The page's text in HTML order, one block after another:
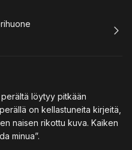
löytyy pitkään
on kellastuneita kirjeitä,
naisen rikottu kuva. Kaiken
minua”.